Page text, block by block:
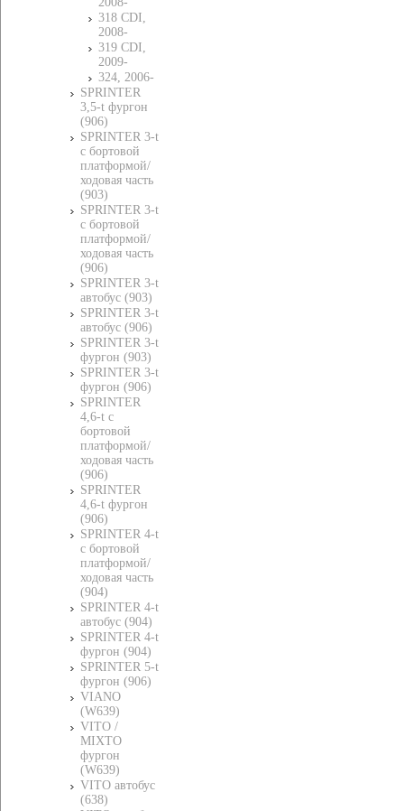
318 CDI,
2008-
319 CDI,
2009-
324, 2006-
SPRINTER
3,5-t фургон
(906)
SPRINTER 3-t
c бортовой
платформой/
ходовая часть
(903)
SPRINTER 3-t
c бортовой
платформой/
ходовая часть
(906)
SPRINTER 3-t
автобус (903)
SPRINTER 3-t
автобус (906)
SPRINTER 3-t
фургон (903)
SPRINTER 3-t
фургон (906)
SPRINTER
4,6-t c
бортовой
платформой/
ходовая часть
(906)
SPRINTER
4,6-t фургон
(906)
SPRINTER 4-t
c бортовой
платформой/
ходовая часть
(904)
SPRINTER 4-t
автобус (904)
SPRINTER 4-t
фургон (904)
SPRINTER 5-t
фургон (906)
VIANO
(W639)
VITO /
MIXTO
фургон
(W639)
VITO автобус
(638)